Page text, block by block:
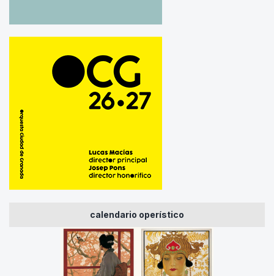
calendario operístico